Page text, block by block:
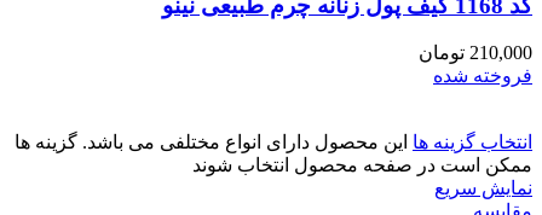
210,000 تومان
فروخته شده
انتخاب گزینه ها این محصول دارای انواع مختلفی می باشد. گزینه ها
ممکن است در صفحه محصول انتخاب شوند
نمایش سریع